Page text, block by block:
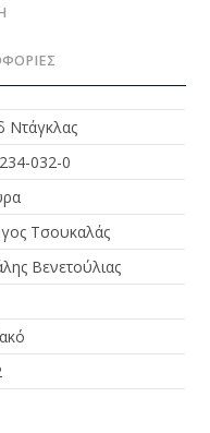
Ντάγκλας
032-0
Τσουκαλάς
Βενετούλιας